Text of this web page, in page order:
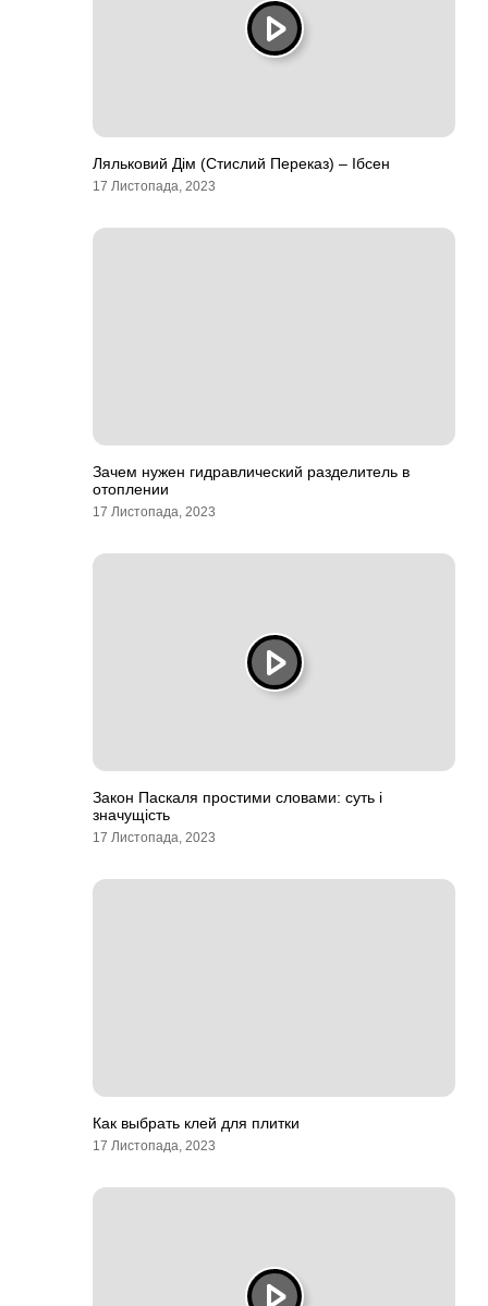
Ляльковий Дім (Стислий Переказ) – Ібсен
17 Листопада, 2023
Зачем нужен гидравлический разделитель в
отоплении
17 Листопада, 2023
Закон Паскаля простими словами: суть і
значущість
17 Листопада, 2023
Как выбрать клей для плитки
17 Листопада, 2023